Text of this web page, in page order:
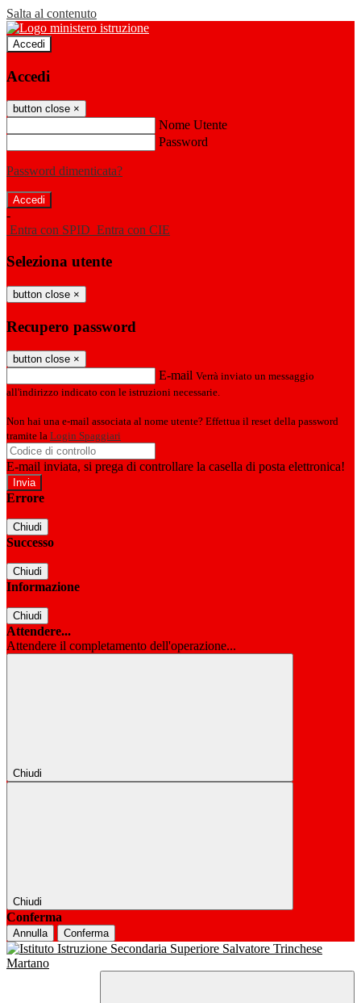
Salta al contenuto
Accedi
Accedi
button close ×
Nome Utente
Password
Password dimenticata?
-
Entra con SPID Entra con CIE
Seleziona utente
button close ×
Recupero password
button close ×
E-mail Verrà inviato un messaggio
all'indirizzo indicato con le istruzioni necessarie.
Non hai una e-mail associata al nome utente? Effettua il reset della password
tramite la Login Spaggiari
E-mail inviata, si prega di controllare la casella di posta elettronica!
Errore
Chiudi
Successo
Chiudi
Informazione
Chiudi
Attendere...
Attendere il completamento dell'operazione...
Chiudi
Chiudi
Conferma
Annulla Conferma